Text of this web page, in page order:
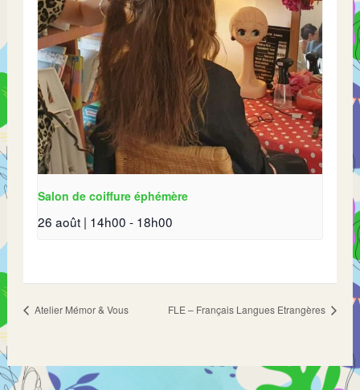
Salon de coiffure éphémère
26 août | 14h00 - 18h00
Atelier Mémor & Vous FLE – Français Langues Etrangères